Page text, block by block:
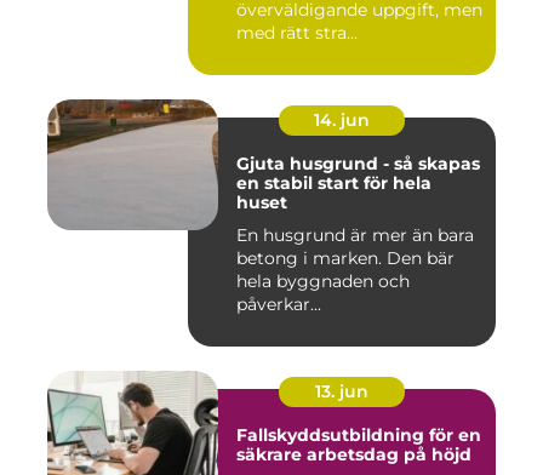
överväldigande uppgift, men
med rätt stra...
14. jun
Gjuta husgrund - så skapas
en stabil start för hela
huset
En husgrund är mer än bara
betong i marken. Den bär
hela byggnaden och
påverkar...
13. jun
Fallskyddsutbildning för en
säkrare arbetsdag på höjd